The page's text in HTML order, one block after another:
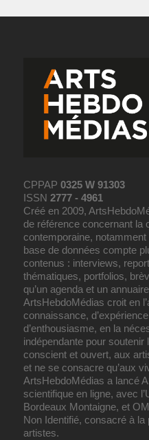
CPPAP0325 W 91303
ISSN2777 - 4961
Créé en 2009,
de référence concernant la
contemporaine,
base de données compte
contenus : interviews,
thématiques, portfolios,
qu’un agenda et un
ArtsHebdoMédias croit en
connaissance,
d’enthousiasme, en la
indépendante pour soutenir
conscient et ouvert, aux
et ne se consacre qu’aux
ArtsHebdoMédias a lancé
scientifique en ligne, avec
Bordeaux Montaigne, et
Non Identifié, consacré à la
artistes.